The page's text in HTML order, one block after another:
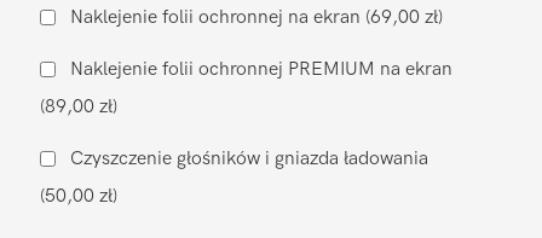
mikrofonu
Y5
2018
Naklejenie folii ochronnej na ekran (69,00 zł)
Naklejenie folii ochronnej PREMIUM na ekran
(89,00 zł)
Czyszczenie głośników i gniazda ładowania
(50,00 zł)